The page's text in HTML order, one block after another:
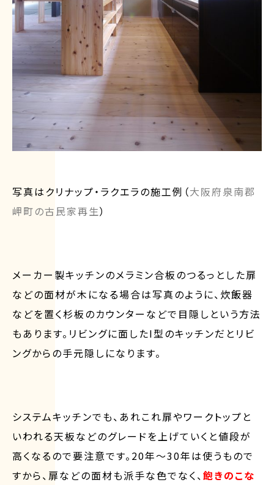
写真はクリナップ・ラクエラの施工例（大阪府泉南郡
岬町の古民家再生）
メーカー製キッチンのメラミン合板のつるっとした扉
などの面材が木になる場合は写真のように、炊飯器
などを置く杉板のカウンターなどで目隠しという方法
もあります。リビングに面したI型のキッチンだとリビ
ングからの手元隠しになります。
システムキッチンでも、あれこれ扉やワークトップと
いわれる天板などのグレードを上げていくと値段が
高くなるので要注意です。20年〜30年は使うもので
すから、扉などの面材も派手な色でなく、飽きのこな